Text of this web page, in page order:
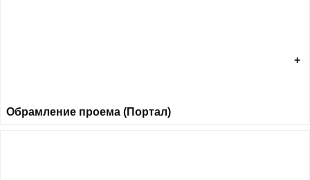
Обрамление проема (Портал)